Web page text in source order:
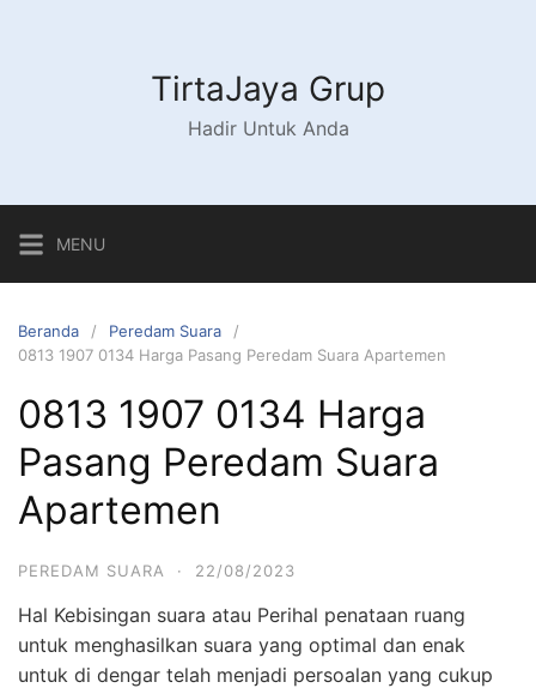
TirtaJaya Grup
Hadir Untuk Anda
MENU
Beranda
Peredam Suara
0813 1907 0134 Harga Pasang Peredam Suara Apartemen
0813 1907 0134 Harga
Pasang Peredam Suara
Apartemen
PEREDAM SUARA · 22/08/2023
Hal Kebisingan suara atau Perihal penataan ruang
untuk menghasilkan suara yang optimal dan enak
untuk di dengar telah menjadi persoalan yang cukup